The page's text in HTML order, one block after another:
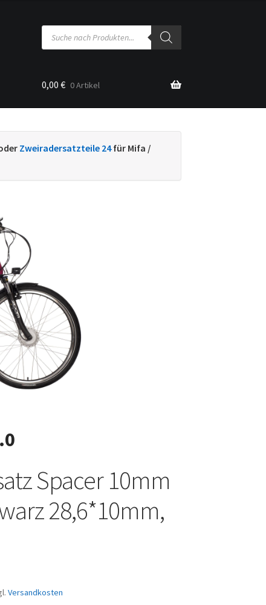
Products
search
0,00 € 0 Artikel
Zweiradersatzteile 24für Mifa /
Spacer 10mm
28,6*10mm,
Versandkosten